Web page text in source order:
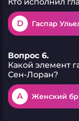
D Гаспар
Вопрос 6.
Какой элемент
Сен-Лоран?
A Женский